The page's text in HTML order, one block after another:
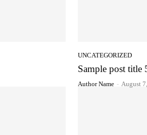
UNCATEGORIZED
Sample post title
Author Name - August